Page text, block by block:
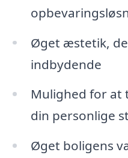
Øget æstetik,
indbydende
Mulighed for at
din personlige
Øget boligens